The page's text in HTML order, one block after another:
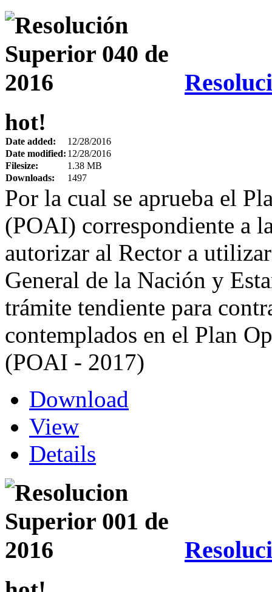
hot!
Date added:
12/28/2016
Date modified: 12/28/2016
Filesize:
1.38 MB
Downloads:
1497
Por la cual se aprueba el
(POAI) correspondiente a
autorizar al Rector a
General de la Nación y
trámite tendiente para
contemplados en el Plan
(POAI - 2017)
Download
View
Details